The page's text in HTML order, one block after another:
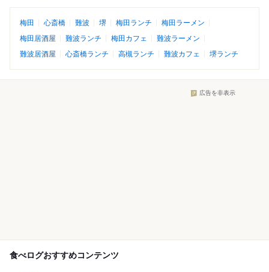
梅田 心斎橋 難波 堺 梅田ランチ
梅田ラーメン
梅田居酒屋
難波ランチ 梅田カフェ
難波ラーメン
難波居酒屋
心斎橋ランチ 高槻ランチ 難波カフェ 堺ランチ
広告を非表示
食べログおすすめコンテンツ